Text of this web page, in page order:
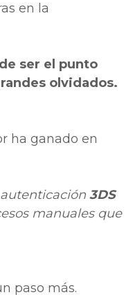
en la
ser el punto
olvidados.
ha ganado en
3DS
manuales que
paso más.